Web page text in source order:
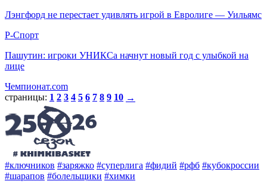
Лэнгфорд не перестает удивлять игрой в Евролиге — Уильямс
Р-Спорт
Пашутин: игроки УНИКСа начнут новый год с улыбкой на
лице
Чемпионат.com
страницы: 1 2 3 4 5 6 7 8 9 10 →
#ключников #заряжко #суперлига #фидий #рфб #кубокроссии
#шарапов #болельщики #химки